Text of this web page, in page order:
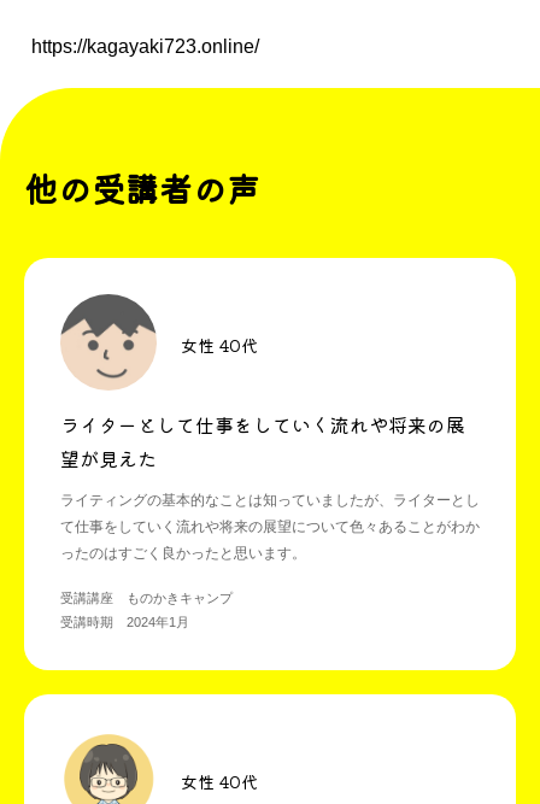
https://kagayaki723.online/
他の受講者の声
女性 40代
ライターとして仕事をしていく流れや将来の展
望が見えた
ライティングの基本的なことは知っていましたが、ライターとし
て仕事をしていく流れや将来の展望について色々あることがわか
ったのはすごく良かったと思います。
受講講座 ものかきキャンプ
受講時期 2024年1月
女性 40代